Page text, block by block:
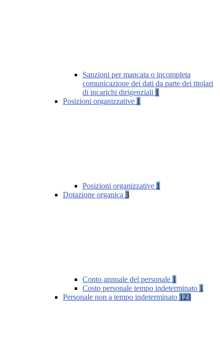
Sanzioni per mancata o incompleta
comunicazione dei dati da parte dei titolari
di incarichi dirigenziali 1
Posizioni organizzative 1
Posizioni organizzative 1
Dotazione organica 3
Conto annuale del personale 1
Costo personale tempo indeterminato 1
Personale non a tempo indeterminato 123